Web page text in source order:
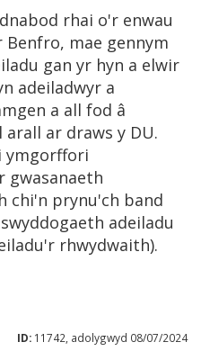
rhai o'r enwau
Benfro, mae gennym
gan yr hyn a elwir
adeiladwyr a
a all fod â
ar draws y DU.
ymgorffori
gwasanaeth
chi'n prynu'ch band
adeiladu
rhwydwaith).
ID: 11742, adolygwyd 08/07/2024